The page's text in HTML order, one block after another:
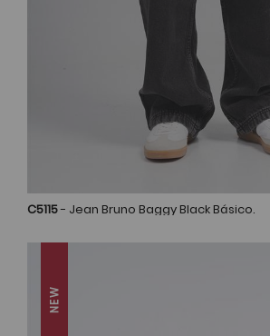
C5115- Jean Bruno Baggy Black Básico.
NEW